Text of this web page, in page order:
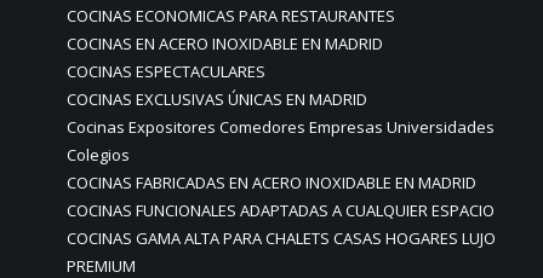
COCINAS ECONOMICAS PARA RESTAURANTES
COCINAS EN ACERO INOXIDABLE EN MADRID
COCINAS ESPECTACULARES
COCINAS EXCLUSIVAS ÚNICAS EN MADRID
Cocinas Expositores Comedores Empresas Universidades
Colegios
COCINAS FABRICADAS EN ACERO INOXIDABLE EN MADRID
COCINAS FUNCIONALES ADAPTADAS A CUALQUIER ESPACIO
COCINAS GAMA ALTA PARA CHALETS CASAS HOGARES LUJO
PREMIUM